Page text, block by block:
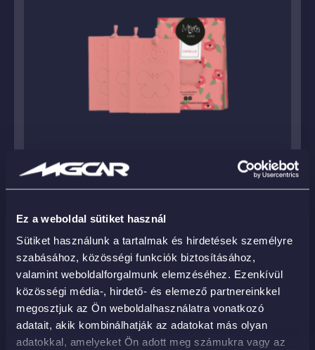
Ez a weboldal sütiket használ
Sütiket használunk a tartalmak és hirdetések személyre
szabásához, közösségi funkciók biztosításához,
valamint weboldalforgalmunk elemzéséhez. Ezenkívül
közösségi média-, hirdető- és elemező partnereinkkel
megosztjuk az Ön weboldalhasználatra vonatkozó
adatait, akik kombinálhatják az adatokat más olyan
adatokkal, amelyeket Ön adott meg számukra vagy az
MARTA KIT CARD 3DB – CAMELIA autó és
lakásillatosító
4 191 Ft
KOSÁRBA